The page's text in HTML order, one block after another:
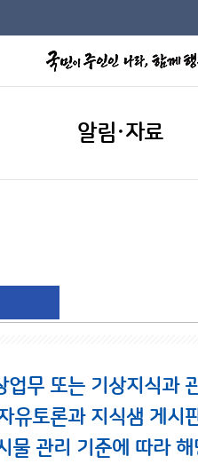
알림·자료
업무 또는 기상지식과
유토론과 지식샘 게시
물 관리 기준에 따라